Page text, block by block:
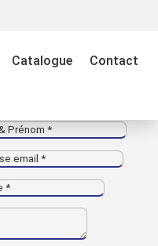
Catalogue Contact
?